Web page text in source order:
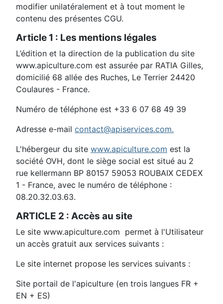
modifier unilatéralement et à tout moment le
contenu des présentes CGU.
Article 1 : Les mentions légales
L’édition et la direction de la publication du site
www.apiculture.com est assurée par RATIA Gilles,
domicilié 68 allée des Ruches, Le Terrier 24420
Coulaures - France.
Numéro de téléphone est +33 6 07 68 49 39
Adresse e-mail contact@apiservices.com.
L'hébergeur du site www.apiculture.com est la
société OVH, dont le siège social est situé au 2
rue kellermann BP 80157 59053 ROUBAIX CEDEX
1 - France, avec le numéro de téléphone :
08.20.32.03.63.
ARTICLE 2 : Accès au site
Le site www.apiculture.com permet à l'Utilisateur
un accès gratuit aux services suivants :
Le site internet propose les services suivants :
Site portail de l'apiculture (en trois langues FR +
EN + ES)